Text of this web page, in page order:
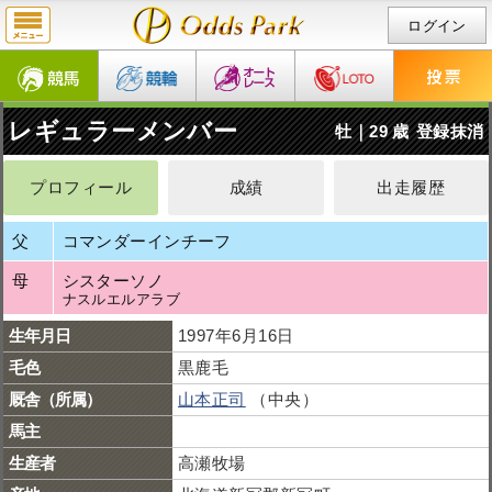
ログイン
レギュラーメンバー 牡｜29 歳 登録抹消
プロフィール 成績 出走履歴
父 コマンダーインチーフ
母 シスターソノ
ナスルエルアラブ
生年月日
1997年6月16日
毛色
黒鹿毛
厩舎（所属）
山本正司
（中央）
馬主
生産者
高瀬牧場